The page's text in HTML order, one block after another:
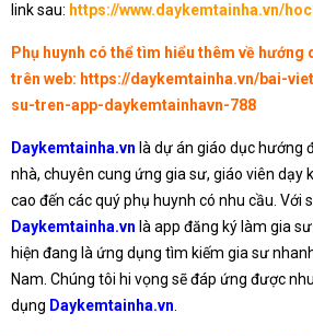
link sau: https://www.daykemtainha.vn/
Phụ huynh có thể tìm hiểu thêm về hướng
trên web: https://daykemtainha.vn/bai-
su-tren-app-daykemtainhavn-788
Daykemtainha.vn là dự án giáo dục hướng
nhà, chuyên cung ứng gia sư, giáo viên dạy
cao đến các quý phụ huynh có nhu cầu. Với
Daykemtainha.vn là app đăng ký làm gia
hiện đang là ứng dụng tìm kiếm gia sư
Nam. Chúng tôi hi vọng sẽ đáp ứng được
dụng Daykemtainha.vn